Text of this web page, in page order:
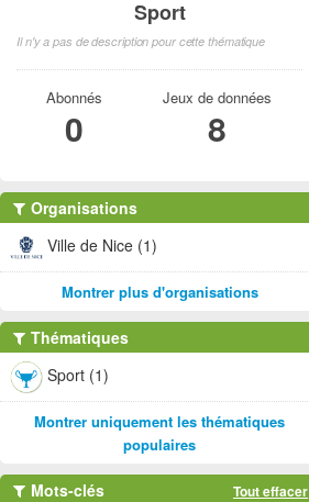
Sport
Il n'y a pas de description pour cette thématique
Abonnés
0
Jeux de données
8
Organisations
Ville de Nice (1)
Montrer plus d'organisations
Thématiques
Sport (1)
Montrer uniquement les thématiques
populaires
Mots-clés Tout effacer